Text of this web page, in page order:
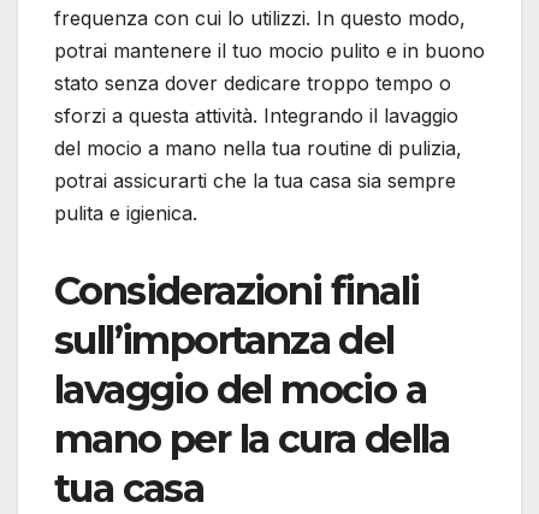
frequenza con cui lo utilizzi. In questo modo,
potrai mantenere il tuo mocio pulito e in buono
stato senza dover dedicare troppo tempo o
sforzi a questa attività. Integrando il lavaggio
del mocio a mano nella tua routine di pulizia,
potrai assicurarti che la tua casa sia sempre
pulita e igienica.
Considerazioni finali
sull’importanza del
lavaggio del mocio a
mano per la cura della
tua casa